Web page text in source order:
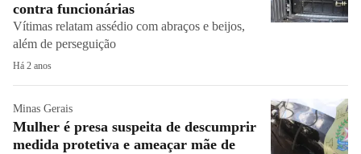
contra funcionárias
Vítimas relatam assédio com abraços e beijos,
além de perseguição
Há 2 anos
Minas Gerais
Mulher é presa suspeita de descumprir
medida protetiva e ameaçar mãe de